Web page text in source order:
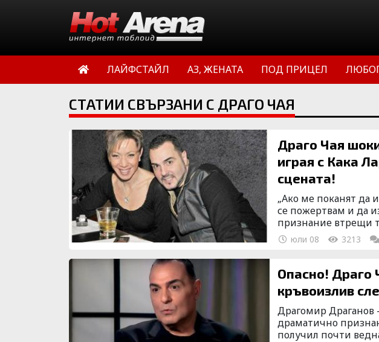
ЛАЙФСТАЙЛ АЗ, ЖЕНАТА ПОД ПРИЦЕЛ
СТАТИИ СВЪРЗАНИ С ДРАГО ЧАЯ
Драго Чая
играя с Кака
сцената!
„Ако ме поканят да
се пожертвам и да
признание втрещи
юли 08 3213
Опасно! Драго
кръвоизлив
Драгомир Драганов
драматично
получил почти